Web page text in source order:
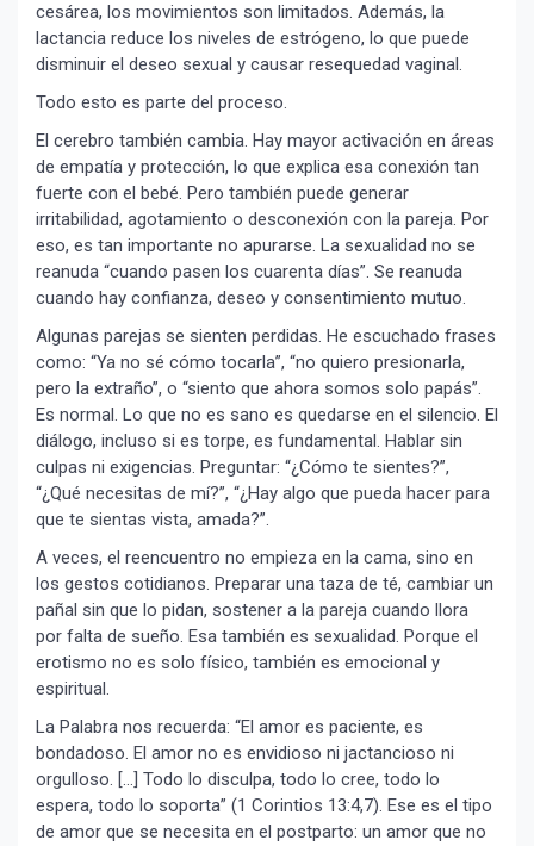
cesárea, los movimientos son limitados. Además, la
lactancia reduce los niveles de estrógeno, lo que puede
disminuir el deseo sexual y causar resequedad vaginal.
Todo esto es parte del proceso.
El cerebro también cambia. Hay mayor activación en áreas
de empatía y protección, lo que explica esa conexión tan
fuerte con el bebé. Pero también puede generar
irritabilidad, agotamiento o desconexión con la pareja. Por
eso, es tan importante no apurarse. La sexualidad no se
reanuda “cuando pasen los cuarenta días”. Se reanuda
cuando hay confianza, deseo y consentimiento mutuo.
Algunas parejas se sienten perdidas. He escuchado frases
como: “Ya no sé cómo tocarla”, “no quiero presionarla,
pero la extraño”, o “siento que ahora somos solo papás”.
Es normal. Lo que no es sano es quedarse en el silencio. El
diálogo, incluso si es torpe, es fundamental. Hablar sin
culpas ni exigencias. Preguntar: “¿Cómo te sientes?”,
“¿Qué necesitas de mí?”, “¿Hay algo que pueda hacer para
que te sientas vista, amada?”.
A veces, el reencuentro no empieza en la cama, sino en
los gestos cotidianos. Preparar una taza de té, cambiar un
pañal sin que lo pidan, sostener a la pareja cuando llora
por falta de sueño. Esa también es sexualidad. Porque el
erotismo no es solo físico, también es emocional y
espiritual.
La Palabra nos recuerda: “El amor es paciente, es
bondadoso. El amor no es envidioso ni jactancioso ni
orgulloso. […] Todo lo disculpa, todo lo cree, todo lo
espera, todo lo soporta” (1 Corintios 13:4,7). Ese es el tipo
de amor que se necesita en el postparto: un amor que no